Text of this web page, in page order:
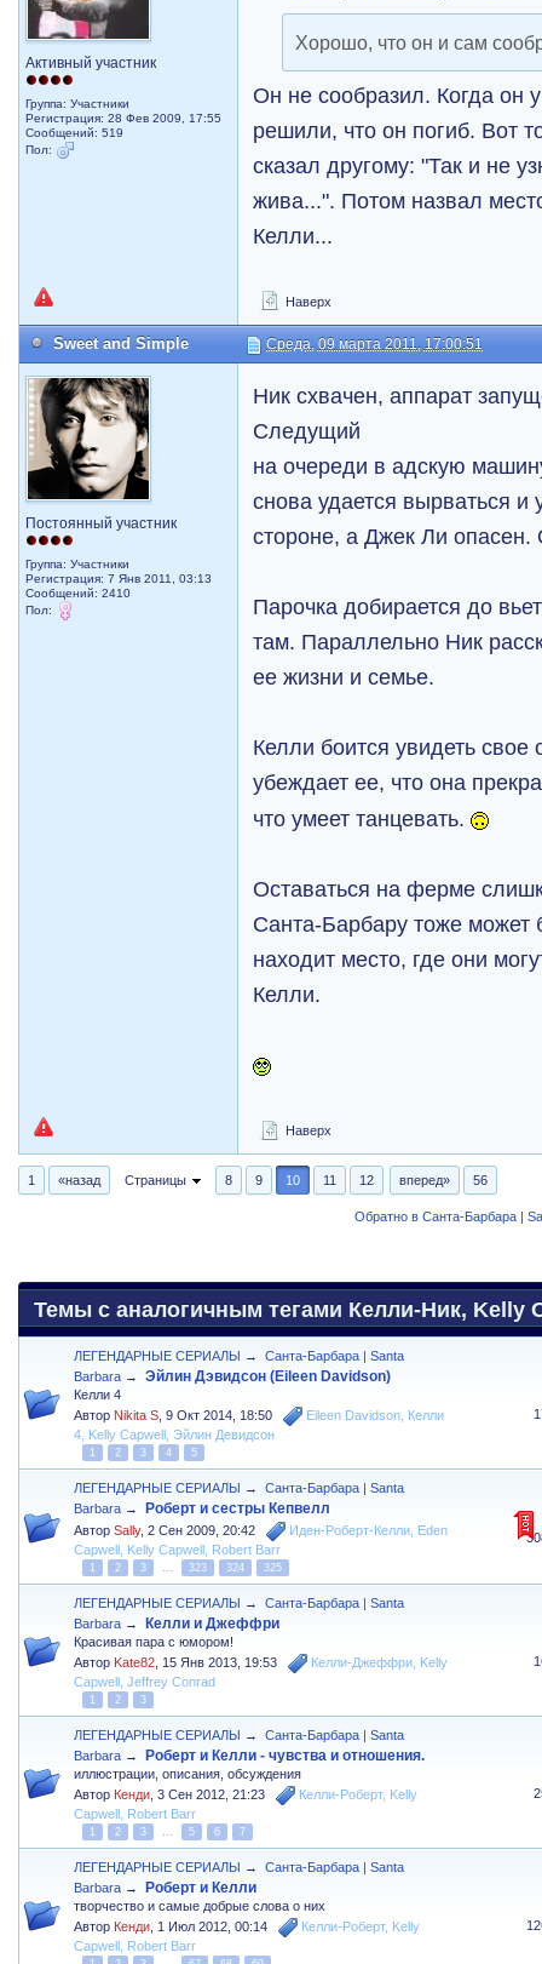
Активный участник
Группа: Участники
Регистрация: 28 Фев 2009, 17:55
Сообщений: 519
Пол:
Хорошо, что он и сам
Он не сообразил. Когда он
решили, что он погиб. Вот
сказал другому: "Так и не
жива...". Потом назвал
Келли...
Наверх
Sweet and Simple Среда, 09 марта 2011, 17:00:51
Постоянный участник
Группа: Участники
Регистрация: 7 Янв 2011, 03:13
Сообщений: 2410
Пол:
Ник схвачен, аппарат
Следущий
на очереди в адскую
снова удается вырваться и
стороне, а Джек Ли опасен.
Парочка добирается до
там. Параллельно Ник
ее жизни и семье.
Келли боится увидеть
убеждает ее, что она
что умеет танцевать.
Оставаться на ферме
Санта-Барбару тоже может
находит место, где они
Келли.
Наверх
1 «назад Страницы 8 9 10 11 12 вперед» 56
Обратно в Санта-Барбара |
Темы с аналогичным тегами Келли-Ник, Kelly
ЛЕГЕНДАРНЫЕ СЕРИАЛЫ →
Санта-Барбара | Santa
Barbara → Эйлин Дэвидсон (Eileen Davidson)
Келли 4
Автор Nikita S ,9 Окт 2014, 18:50 Eileen Davidson
Келли
4, Kelly Capwell , Эйлин Девидсон
1 2 3 4 5
ЛЕГЕНДАРНЫЕ СЕРИАЛЫ →
Санта-Барбара | Santa
Barbara → Роберт и сестры Кепвелл
АвторSally,2 Сен 2009, 20:42 Иден-Роберт-Келли
Eden
Capwell , Kelly Capwell , Robert Barr
1 2 3 ... 323 324 325
ЛЕГЕНДАРНЫЕ СЕРИАЛЫ →
Санта-Барбара | Santa
Barbara → Келли и Джеффри
Красивая пара с юмором!
Автор Kate82 15 Янв 2013, 19:53 Келли-Джеффри
Kelly
Capwell ,Jeffrey Conrad
1 2 3
ЛЕГЕНДАРНЫЕ СЕРИАЛЫ →
Санта-Барбара | Santa
Barbara → Роберт и Келли - чувства и отношения.
иллюстрации, описания, обсуждения
Автор Кенди ,3 Сен 2012, 21:23 Келли-Роберт, Kelly
Capwell , Robert Barr
1 2 3 ... 5 6 7
ЛЕГЕНДАРНЫЕ СЕРИАЛЫ →
Санта-Барбара | Santa
Barbara → Роберт и Келли
творчество и самые добрые слова о них
Автор Кенди 1 Июл 2012, 00:14 Келли-Роберт, Kelly
Capwell , Robert Barr